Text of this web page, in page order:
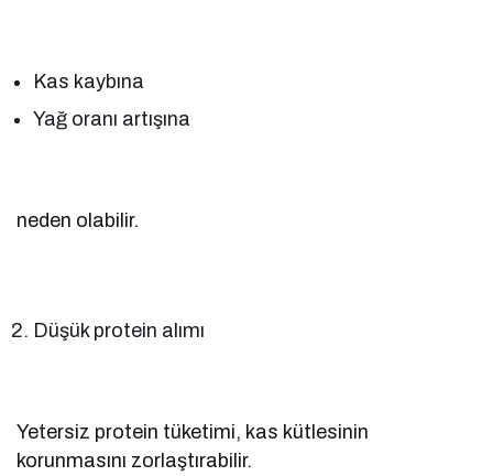
Kas kaybına
Yağ oranı artışına
neden olabilir.
Düşük protein alımı
Yetersiz protein tüketimi, kas kütlesinin
korunmasını zorlaştırabilir.